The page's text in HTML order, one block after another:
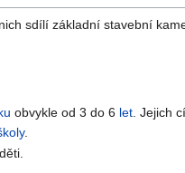
sdílí základní stavební
obvykle od 3 do 6 let . Jejich
.